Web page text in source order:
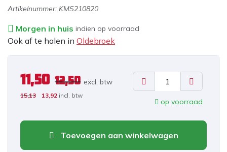
Artikelnummer: KMS210820
Morgen in huis indien op voorraad
Ook af te halen in Oldebroek
11,50 12,50 excl. btw
15,13 13,92 incl. btw
op voorraad
Toevoegen aan winkelwagen